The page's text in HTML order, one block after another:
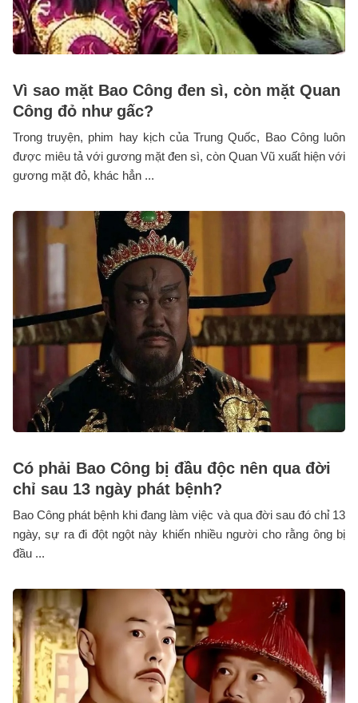
Vì sao mặt Bao Công đen sì, còn mặt Quan
Công đỏ như gấc?
Trong truyện, phim hay kịch của Trung Quốc, Bao Công luôn
được miêu tả với gương mặt đen sì, còn Quan Vũ xuất hiện với
gương mặt đỏ, khác hẳn ...
Có phải Bao Công bị đầu độc nên qua đời
chỉ sau 13 ngày phát bệnh?
Bao Công phát bệnh khi đang làm việc và qua đời sau đó chỉ 13
ngày, sự ra đi đột ngột này khiến nhiều người cho rằng ông bị
đầu ...